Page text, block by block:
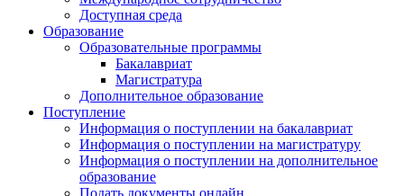
Доступная среда
Образование
Образовательные программы
Бакалавриат
Магистратура
Дополнительное образование
Поступление
Информация о поступлении на бакалавриат
Информация о поступлении на магистратуру
Информация о поступлении на дополнительное
образование
Подать документы онлайн